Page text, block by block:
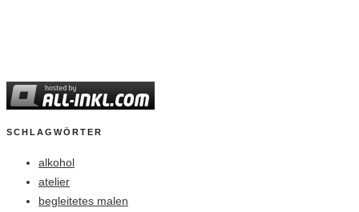
SCHLAGWÖRTER
alkohol
atelier
begleitetes malen